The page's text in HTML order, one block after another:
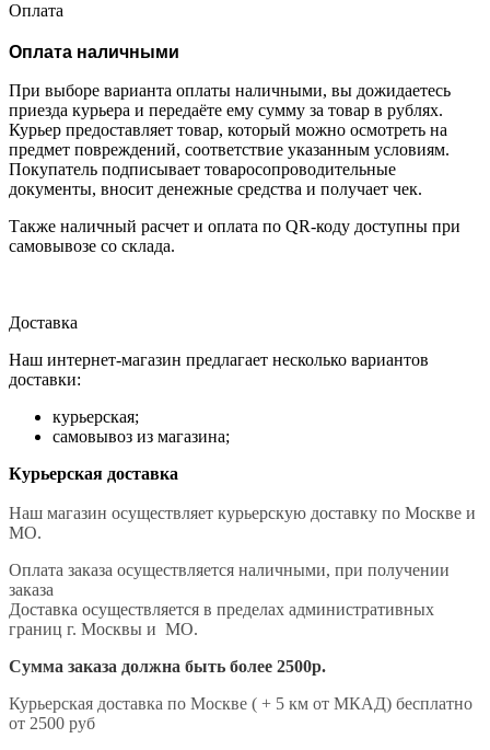
Оплата
Оплата наличными
При выборе варианта оплаты наличными, вы дожидаетесь
приезда курьера и передаёте ему сумму за товар в рублях.
Курьер предоставляет товар, который можно осмотреть на
предмет повреждений, соответствие указанным условиям.
Покупатель подписывает товаросопроводительные
документы, вносит денежные средства и получает чек.
Также наличный расчет и оплата по QR-коду доступны при
самовывозе со склада.
Доставка
Наш интернет-магазин предлагает несколько вариантов
доставки:
курьерская;
самовывоз из магазина;
Курьерская доставка
Наш магазин осуществляет курьерскую доставку по Москве и
МО.
Оплата заказа осуществляется наличными, при получении
заказа
Доставка осуществляется в пределах административных
границ г. Москвы и МО.
Сумма заказа должна быть более 2500р.
Курьерская доставка по Москве ( + 5 км от МКАД) бесплатно
от 2500 руб